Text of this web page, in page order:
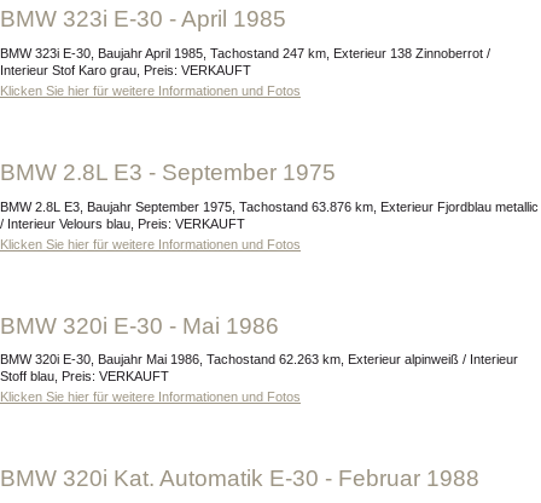
BMW 323i E-30 - April 1985
BMW 323i E-30, Baujahr April 1985, Tachostand 247 km, Exterieur 138 Zinnoberrot /
Interieur Stof Karo grau, Preis: VERKAUFT
Klicken Sie hier für weitere Informationen und Fotos
BMW 2.8L E3 - September 1975
BMW 2.8L E3, Baujahr September 1975, Tachostand 63.876 km, Exterieur Fjordblau metallic
/ Interieur Velours blau, Preis: VERKAUFT
Klicken Sie hier für weitere Informationen und Fotos
BMW 320i E-30 - Mai 1986
BMW 320i E-30, Baujahr Mai 1986, Tachostand 62.263 km, Exterieur alpinweiß / Interieur
Stoff blau, Preis: VERKAUFT
Klicken Sie hier für weitere Informationen und Fotos
BMW 320i Kat. Automatik E-30 - Februar 1988